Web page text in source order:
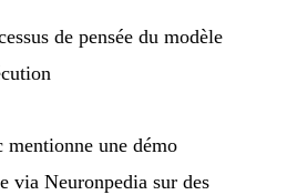
de pensée du modèle
une démo
via Neuronpedia sur des